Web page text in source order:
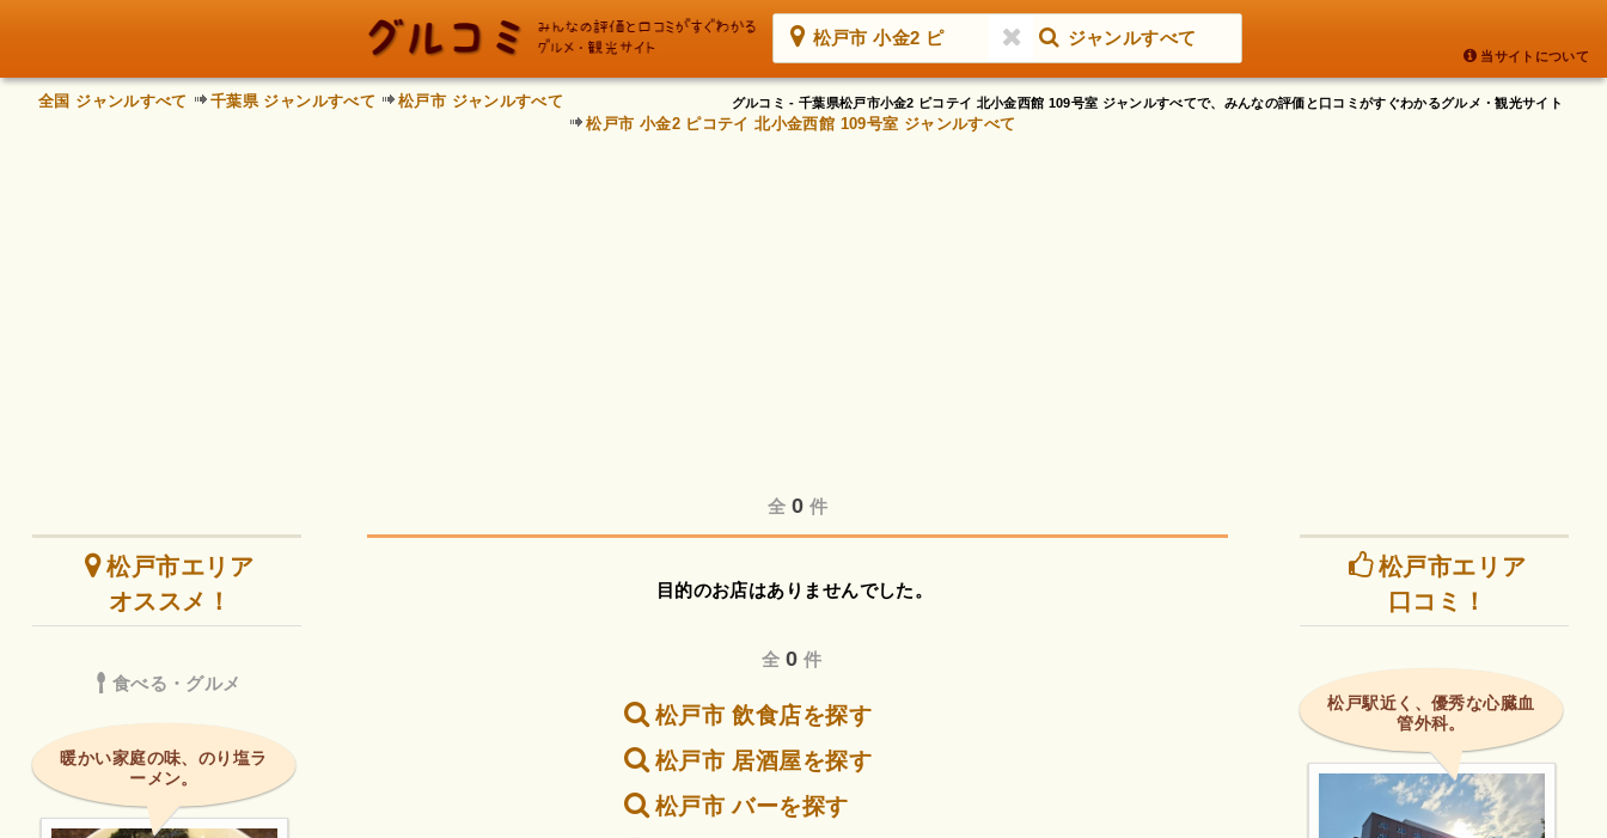
松戸市 小金2 ピ ジャンルすべて
当サイトについて
グルコミ - 千葉県松戸市小金2 ピコテイ 北小金西館 109号室 ジャンルすべてで、みんなの評価と口コミがすぐわかるグルメ・観光サイト
全国 ジャンルすべて 千葉県 ジャンルすべて
松戸市 ジャンルすべて
松戸市 小金2 ピコテイ 北小金西館 109号室 ジャンルすべて
全0 件
目的のお店はありませんでした。
全0 件
松戸市 飲食店を探す
松戸市 居酒屋を探す
松戸市 バーを探す
松戸市エリア
オススメ！
食べる・グルメ
暖かい家庭の味、のり塩ラ
ーメン。
松戸市エリア
口コミ！
松戸駅近く、優秀な心臓血
管外科。